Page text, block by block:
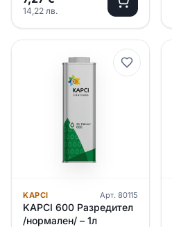
14,22 лв.
KAPCI Арт. 80115
KAPCI 600 Разредител
/нормален/ – 1л